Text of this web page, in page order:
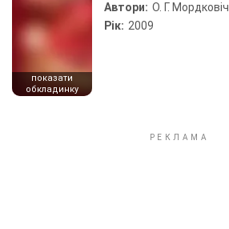
показати
обкладинку
Автори: О. Г. Мордковіч
Рік: 2009